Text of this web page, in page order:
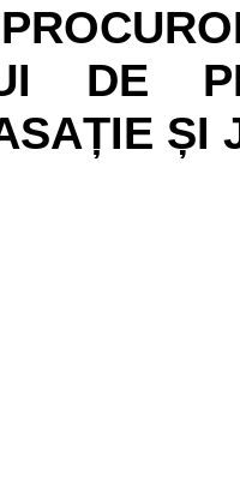
DE
ȘI